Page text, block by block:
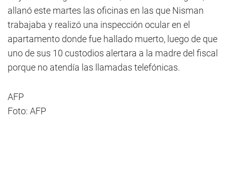
allanó este martes las oficinas en las que Nisman
trabajaba y realizó una inspección ocular en el
apartamento donde fue hallado muerto, luego de que
uno de sus 10 custodios alertara a la madre del fiscal
porque no atendía las llamadas telefónicas.
AFP
Foto: AFP